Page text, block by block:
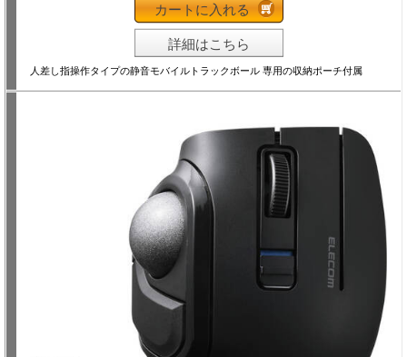
カートに入れる
詳細はこちら
人差し指操作タイプの静音モバイルトラックボール 専用の収納ポーチ付属